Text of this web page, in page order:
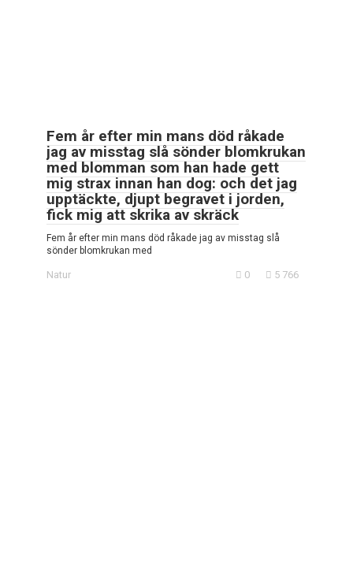
Fem år efter min mans död råkade
jag av misstag slå sönder blomkrukan
med blomman som han hade gett
mig strax innan han dog: och det jag
upptäckte, djupt begravet i jorden,
fick mig att skrika av skräck
Fem år efter min mans död råkade jag av misstag slå
sönder blomkrukan med
Natur 0 5 766